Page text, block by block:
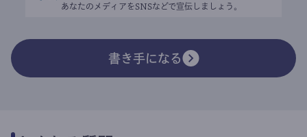
あなたのメディアをSNSなどで宣伝しましょう。
書き手になる